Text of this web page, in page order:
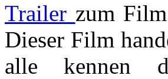
Trailer zum
Dieser Film
alle kennen